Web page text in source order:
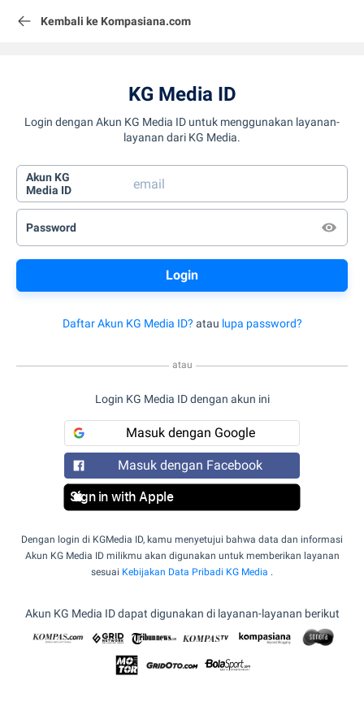
Kembali ke Kompasiana.com
KG Media ID
Login dengan Akun KG Media ID untuk menggunakan layanan-
layanan dari KG Media.
Akun KG
Media ID
Password
Daftar Akun KG Media ID? atau lupa password?
atau
Login KG Media ID dengan akun ini
Masuk dengan Google
Masuk dengan Facebook
Sign in with Apple
Dengan login di KGMedia ID, kamu menyetujui bahwa data dan informasi
Akun KG Media ID milikmu akan digunakan untuk memberikan layanan
sesuai Kebijakan Data Pribadi KG Media .
Akun KG Media ID dapat digunakan di layanan-layanan berikut